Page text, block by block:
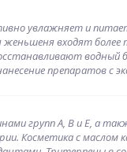
увлажняет и
входят более
водный
препаратов с
групп А, В и Е, а
Косметика с